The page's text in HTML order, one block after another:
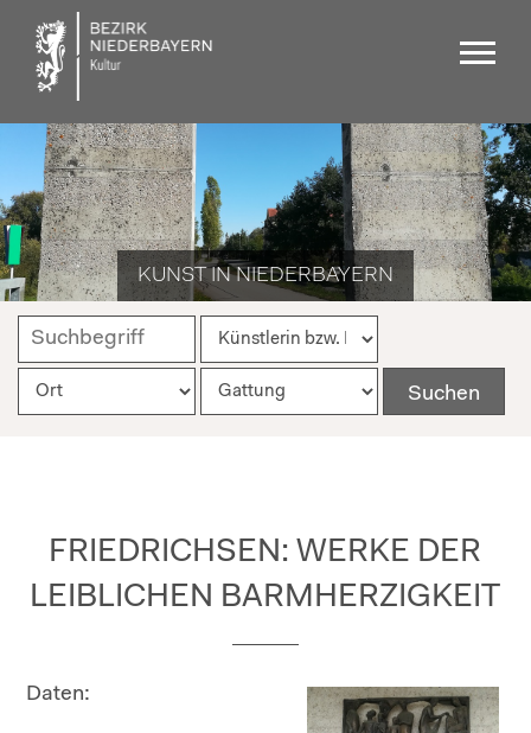
KUNST IN NIEDERBAYERN
FRIEDRICHSEN: WERKE DER
LEIBLICHEN BARMHERZIGKEIT
Daten: